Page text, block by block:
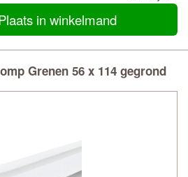
in winkelmand
Grenen 56 x 114 gegrond